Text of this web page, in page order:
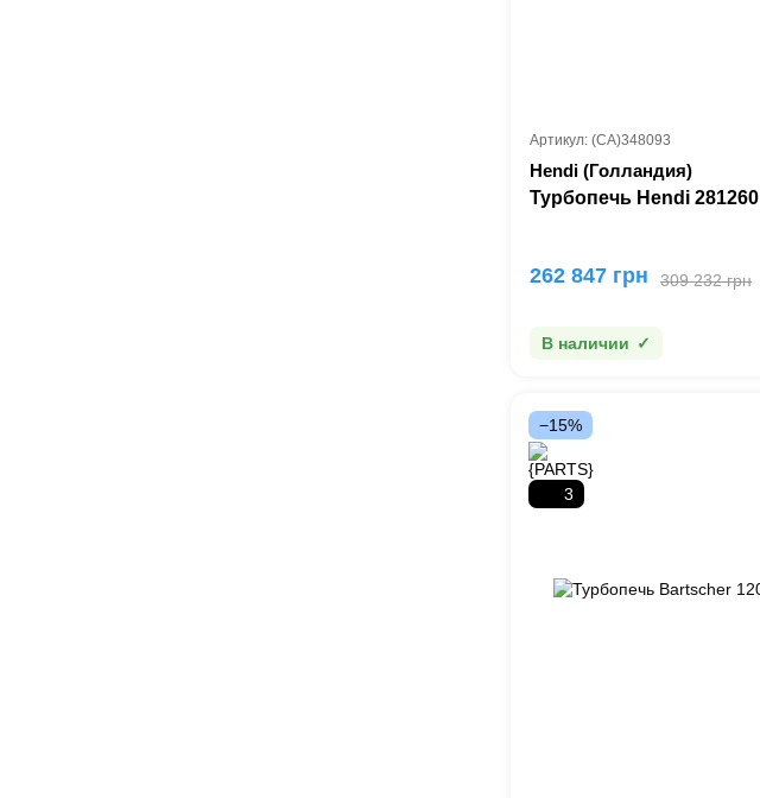
Артикул: (CA)348093
Hendi (Голландия)
Турбопечь Hendi 281260
309 232 грн
262 847 грн
В наличии
−15%
3